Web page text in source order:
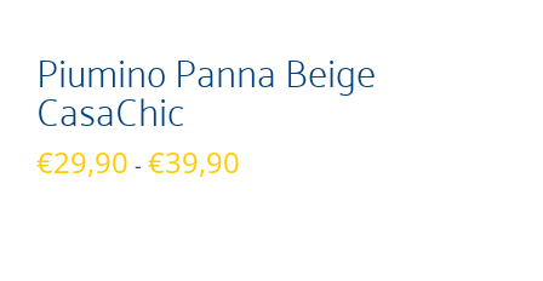
Piumino Panna Beige
CasaChic
€29,90 - €39,90